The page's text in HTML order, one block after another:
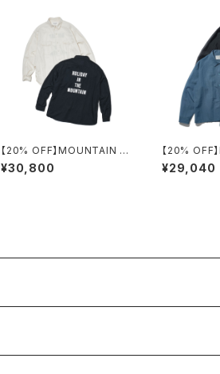
【20% OFF】MOUNTAIN RE
SEARCH / H.I.T.M. SHIRT
¥30,800
【20% OFF
SEARCH /
HIRT
¥29,040